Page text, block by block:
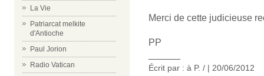
La Vie
Patriarcat melkite
d'Antioche
Paul Jorion
Radio Vatican
Merci de cette judicieuse
PP
Écrit par : à P. / | 20/06/2012